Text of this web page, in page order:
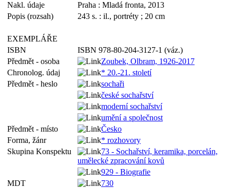
Nakl. údaje
Praha : Mladá fronta, 2013
Popis (rozsah)
243 s. : il., portréty ; 20 cm
EXEMPLÁŘE
ISBN
ISBN 978-80-204-3127-1 (váz.)
Předmět - osoba
Zoubek, Olbram, 1926-2017
Chronolog. údaj
* 20.-21. století
Předmět - heslo
sochaři
české sochařství
moderní sochařství
umění a společnost
Předmět - místo
Česko
Forma, žánr
* rozhovory
Skupina Konspektu
73 - Sochařství, keramika, porcelán,
umělecké zpracování kovů
929 - Biografie
MDT
730